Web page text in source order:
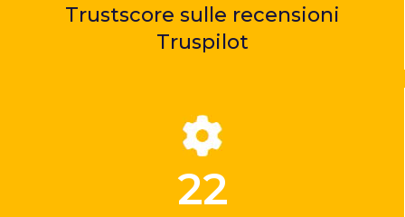
Trustscore sulle recensioni
Truspilot
22